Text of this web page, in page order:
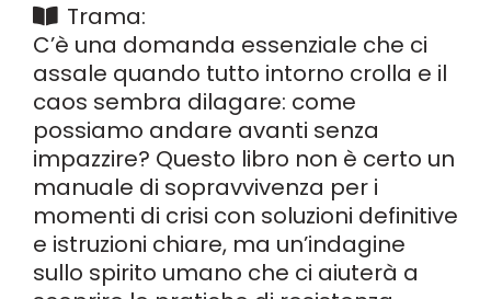
Trama:
C’è una domanda essenziale che ci
assale quando tutto intorno crolla e il
caos sembra dilagare: come
possiamo andare avanti senza
impazzire? Questo libro non è certo un
manuale di sopravvivenza per i
momenti di crisi con soluzioni definitive
e istruzioni chiare, ma un’indagine
sullo spirito umano che ci aiuterà a